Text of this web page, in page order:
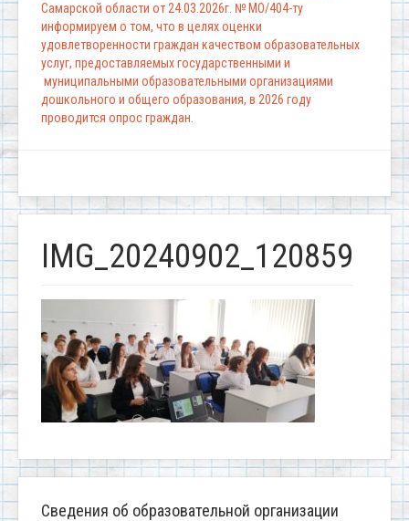
Самарской области от 24.03.2026г. № МО/404-ту
информируем о том, что в целях оценки
удовлетворенности граждан качеством образовательных
услуг, предоставляемых государственными и
муниципальными образовательными организациями
дошкольного и общего образования, в 2026 году
проводится опрос граждан.
IMG_20240902_120859
Сведения об образовательной организации